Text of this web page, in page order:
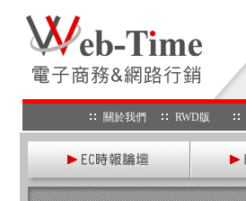
關於我們 RWD版